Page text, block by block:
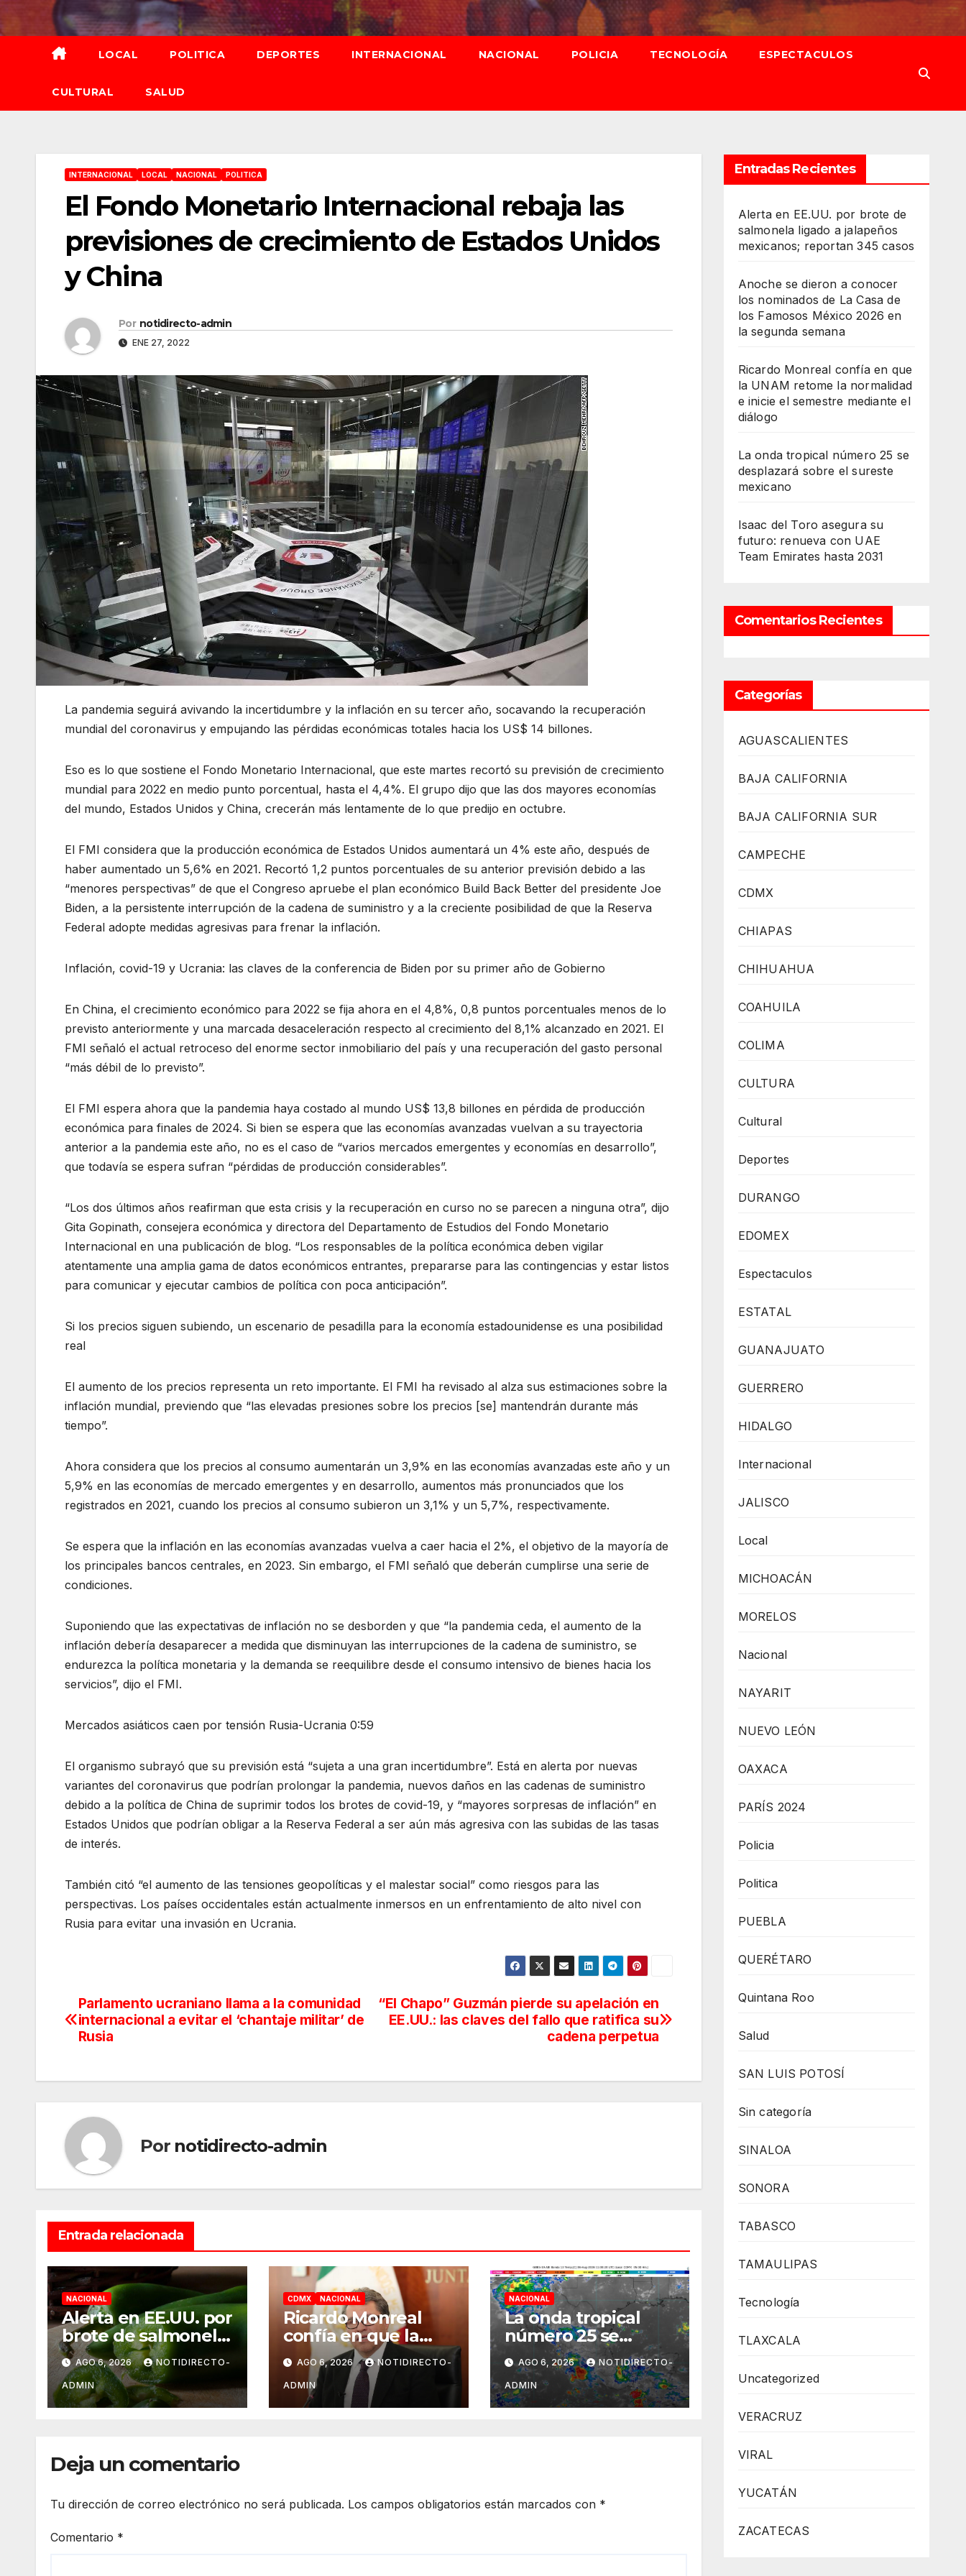
al
contenido
LOCAL POLITICA DEPORTES INTERNACIONAL NACIONAL POLICIA TECNOLOGÍA ESPECTACULOS
CULTURAL SALUD
INTERNACIONAL LOCAL NACIONAL POLITICA
El Fondo Monetario Internacional rebaja las
previsiones de crecimiento de Estados Unidos
y China
Por notidirecto-admin
ENE 27, 2022
La pandemia seguirá avivando la incertidumbre y la inflación en su tercer año, socavando la recuperación
mundial del coronavirus y empujando las pérdidas económicas totales hacia los US$ 14 billones.
Eso es lo que sostiene el Fondo Monetario Internacional, que este martes recortó su previsión de crecimiento
mundial para 2022 en medio punto porcentual, hasta el 4,4%. El grupo dijo que las dos mayores economías
del mundo, Estados Unidos y China, crecerán más lentamente de lo que predijo en octubre.
El FMI considera que la producción económica de Estados Unidos aumentará un 4% este año, después de
haber aumentado un 5,6% en 2021. Recortó 1,2 puntos porcentuales de su anterior previsión debido a las
“menores perspectivas” de que el Congreso apruebe el plan económico Build Back Better del presidente Joe
Biden, a la persistente interrupción de la cadena de suministro y a la creciente posibilidad de que la Reserva
Federal adopte medidas agresivas para frenar la inflación.
Inflación, covid-19 y Ucrania: las claves de la conferencia de Biden por su primer año de Gobierno
En China, el crecimiento económico para 2022 se fija ahora en el 4,8%, 0,8 puntos porcentuales menos de lo
previsto anteriormente y una marcada desaceleración respecto al crecimiento del 8,1% alcanzado en 2021. El
FMI señaló el actual retroceso del enorme sector inmobiliario del país y una recuperación del gasto personal
“más débil de lo previsto”.
El FMI espera ahora que la pandemia haya costado al mundo US$ 13,8 billones en pérdida de producción
económica para finales de 2024. Si bien se espera que las economías avanzadas vuelvan a su trayectoria
anterior a la pandemia este año, no es el caso de “varios mercados emergentes y economías en desarrollo”,
que todavía se espera sufran “pérdidas de producción considerables”.
“Los dos últimos años reafirman que esta crisis y la recuperación en curso no se parecen a ninguna otra”, dijo
Gita Gopinath, consejera económica y directora del Departamento de Estudios del Fondo Monetario
Internacional en una publicación de blog. “Los responsables de la política económica deben vigilar
atentamente una amplia gama de datos económicos entrantes, prepararse para las contingencias y estar listos
para comunicar y ejecutar cambios de política con poca anticipación”.
Si los precios siguen subiendo, un escenario de pesadilla para la economía estadounidense es una posibilidad
real
El aumento de los precios representa un reto importante. El FMI ha revisado al alza sus estimaciones sobre la
inflación mundial, previendo que “las elevadas presiones sobre los precios [se] mantendrán durante más
tiempo”.
Ahora considera que los precios al consumo aumentarán un 3,9% en las economías avanzadas este año y un
5,9% en las economías de mercado emergentes y en desarrollo, aumentos más pronunciados que los
registrados en 2021, cuando los precios al consumo subieron un 3,1% y un 5,7%, respectivamente.
Se espera que la inflación en las economías avanzadas vuelva a caer hacia el 2%, el objetivo de la mayoría de
los principales bancos centrales, en 2023. Sin embargo, el FMI señaló que deberán cumplirse una serie de
condiciones.
Suponiendo que las expectativas de inflación no se desborden y que “la pandemia ceda, el aumento de la
inflación debería desaparecer a medida que disminuyan las interrupciones de la cadena de suministro, se
endurezca la política monetaria y la demanda se reequilibre desde el consumo intensivo de bienes hacia los
servicios”, dijo el FMI.
Mercados asiáticos caen por tensión Rusia-Ucrania 0:59
El organismo subrayó que su previsión está “sujeta a una gran incertidumbre”. Está en alerta por nuevas
variantes del coronavirus que podrían prolongar la pandemia, nuevos daños en las cadenas de suministro
debido a la política de China de suprimir todos los brotes de covid-19, y “mayores sorpresas de inflación” en
Estados Unidos que podrían obligar a la Reserva Federal a ser aún más agresiva con las subidas de las tasas
de interés.
También citó “el aumento de las tensiones geopolíticas y el malestar social” como riesgos para las
perspectivas. Los países occidentales están actualmente inmersos en un enfrentamiento de alto nivel con
Rusia para evitar una invasión en Ucrania.
Navegación
de
“El Chapo” Guzmán pierde su apelación en
EE.UU.: las claves del fallo que ratifica su
cadena perpetua
Parlamento ucraniano llama a la comunidad
internacional a evitar el ‘chantaje militar’ de
Rusia
Por notidirecto-admin
Entrada relacionada
NACIONAL
Alerta en EE.UU. por
brote de salmonela
ligado a jalapeños
mexicanos;
reportan 345 casos
AGO 6, 2026 NOTIDIRECTO-
ADMIN
CDMX NACIONAL
Ricardo Monreal
confía en que la
UNAM retome la
normalidad e inicie
el semestre
mediante el diálogo
AGO 6, 2026 NOTIDIRECTO-
ADMIN
NACIONAL
La onda tropical
número 25 se
desplazará sobre el
sureste mexicano
AGO 6, 2026 NOTIDIRECTO-
ADMIN
Deja un comentario
Tu dirección de correo electrónico no será publicada. Los campos obligatorios están marcados con *
Comentario *
Entradas Recientes
Alerta en EE.UU. por brote de
salmonela ligado a jalapeños
mexicanos; reportan 345 casos
Anoche se dieron a conocer
los nominados de La Casa de
los Famosos México 2026 en
la segunda semana
Ricardo Monreal confía en que
la UNAM retome la normalidad
e inicie el semestre mediante el
diálogo
La onda tropical número 25 se
desplazará sobre el sureste
mexicano
Isaac del Toro asegura su
futuro: renueva con UAE
Team Emirates hasta 2031
Comentarios Recientes
Categorías
AGUASCALIENTES
BAJA CALIFORNIA
BAJA CALIFORNIA SUR
CAMPECHE
CDMX
CHIAPAS
CHIHUAHUA
COAHUILA
COLIMA
CULTURA
Cultural
Deportes
DURANGO
EDOMEX
Espectaculos
ESTATAL
GUANAJUATO
GUERRERO
HIDALGO
Internacional
JALISCO
Local
MICHOACÁN
MORELOS
Nacional
NAYARIT
NUEVO LEÓN
OAXACA
PARÍS 2024
Policia
Politica
PUEBLA
QUERÉTARO
Quintana Roo
Salud
SAN LUIS POTOSÍ
Sin categoría
SINALOA
SONORA
TABASCO
TAMAULIPAS
Tecnología
TLAXCALA
Uncategorized
VERACRUZ
VIRAL
YUCATÁN
ZACATECAS